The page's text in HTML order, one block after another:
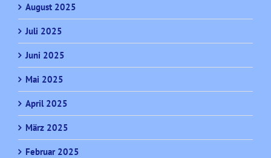
August 2025
Juli 2025
Juni 2025
Mai 2025
April 2025
März 2025
Februar 2025